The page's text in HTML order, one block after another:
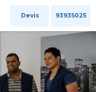
Devis 93935025